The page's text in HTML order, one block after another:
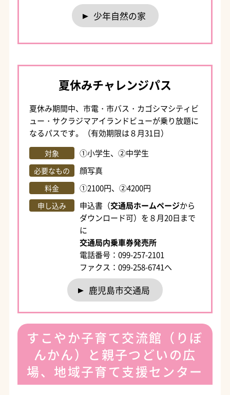
少年自然の家
夏休みチャレンジパス
夏休み期間中、市電・市バス・カゴシマシティビ
ュー・サクラジマアイランドビューが乗り放題に
なるパスです。（有効期限は８月31日）
対象 ①小学生、②中学生
必要なもの 顔写真
料金 ①2100円、②4200円
申し込み 申込書（交通局ホームページから
ダウンロード可）を８月20日まで
に
交通局内乗車券発売所
電話番号：099-257-2101
ファクス：099-258-6741へ
鹿児島市交通局
すこやか子育て交流館（りぼ
んかん）と親子つどいの広
場、地域子育て支援センター